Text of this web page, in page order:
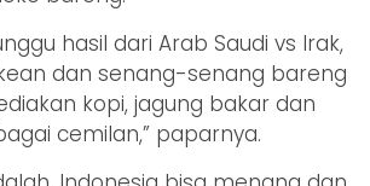
hasil dari Arab Saudi vs Irak,
dan senang-senang bareng
kopi, jagung bakar dan
cemilan,” paparnya.